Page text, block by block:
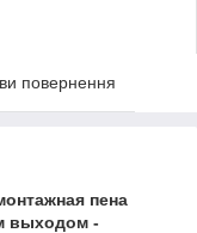
повернення
пена
выходом -